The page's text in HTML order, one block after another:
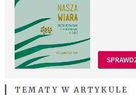
TEMATY W ARTYKULE